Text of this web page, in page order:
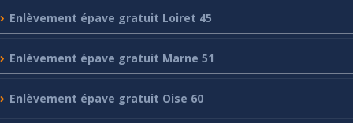
Enlèvement épave gratuit Loiret 45
Enlèvement épave gratuit Marne 51
Enlèvement épave gratuit Oise 60